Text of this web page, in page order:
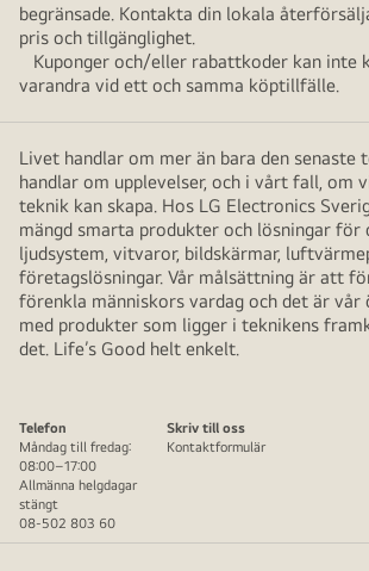
begränsade. Kontakta din lokala
pris och tillgänglighet.
Kuponger och/eller rabattkoder kan inte
varandra vid ett och samma köptillfälle.
Livet handlar om mer än bara den senaste
handlar om upplevelser, och i vårt fall, om
teknik kan skapa. Hos LG Electronics
mängd smarta produkter och lösningar för
ljudsystem, vitvaror, bildskärmar,
företagslösningar. Vår målsättning är att
förenkla människors vardag och det är vår
med produkter som ligger i teknikens
det. Life’s Good helt enkelt.
Telefon
Måndag till fredag:
08:00–17:00
Allmänna helgdagar
stängt
08-502 803 60
Skriv till oss
Kontaktformulär